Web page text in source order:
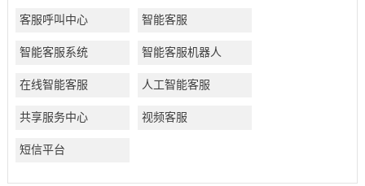
客服呼叫中心 智能客服
智能客服系统 智能客服机器人
在线智能客服 人工智能客服
共享服务中心 视频客服
短信平台